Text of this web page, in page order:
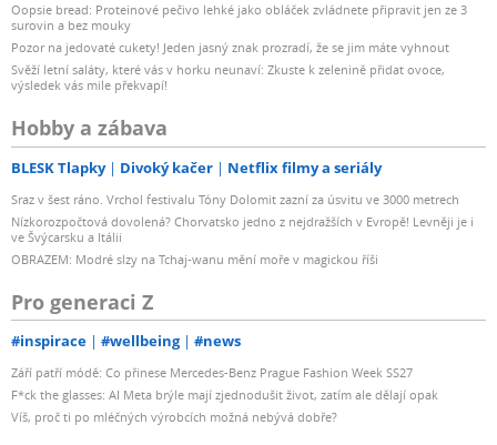
Oopsie bread: Proteinové pečivo lehké jako obláček zvládnete připravit jen ze 3
surovin a bez mouky
Pozor na jedovaté cukety! Jeden jasný znak prozradí, že se jim máte vyhnout
Svěží letní saláty, které vás v horku neunaví: Zkuste k zelenině přidat ovoce,
výsledek vás mile překvapí!
Hobby a zábava
BLESK Tlapky Divoký kačer Netflix filmy a seriály
Sraz v šest ráno. Vrchol festivalu Tóny Dolomit zazní za úsvitu ve 3000 metrech
Nízkorozpočtová dovolená? Chorvatsko jedno z nejdražších v Evropě! Levněji je i
ve Švýcarsku a Itálii
OBRAZEM: Modré slzy na Tchaj-wanu mění moře v magickou říši
Pro generaci Z
#inspirace #wellbeing #news
Září patří módě: Co přinese Mercedes-Benz Prague Fashion Week SS27
F*ck the glasses: AI Meta brýle mají zjednodušit život, zatím ale dělají opak
Víš, proč ti po mléčných výrobcích možná nebývá dobře?